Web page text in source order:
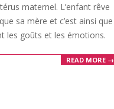
maternel. L’enfant rêve
sa mère et c’est ainsi que
les goûts et les émotions.
READ MORE →